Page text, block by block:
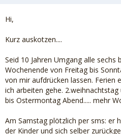
Hi,
Kurz auskotzen....
Seid 10 Jahren Umgang alle sechs
Wochenende von Freitag bis
von mir aufdrücken lassen. Ferien
ich arbeiten gehe.
bis Ostermontag Abend..... mehr
Am Samstag plötzlich per sms: er
der Kinder und sich selber